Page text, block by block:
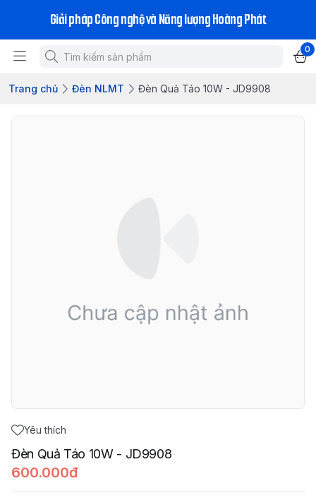
Giải pháp Công nghệ và Năng lượng Hoàng Phát
0
Trang chủ Đèn NLMT Đèn Quả Táo 10W - JD9908
Yêu thích
Đèn Quả Táo 10W - JD9908
600.000đ